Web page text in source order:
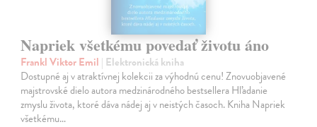
Napriek všetkému povedať životu áno
Frankl Viktor Emil | Elektronická kniha
Dostupné aj v atraktívnej kolekcii za výhodnú cenu! Znovuobjavené
majstrovské dielo autora medzinárodného bestsellera Hľadanie
zmyslu života, ktoré dáva nádej aj v neistých časoch. Kniha Napriek
všetkému…